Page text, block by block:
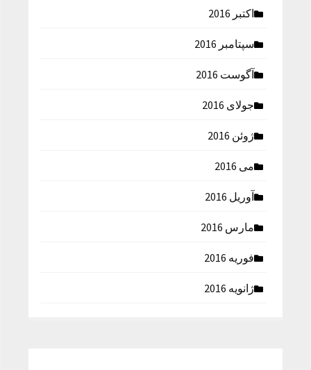
اکتبر 2016
سپتامبر 2016
آگوست 2016
جولای 2016
ژوئن 2016
می 2016
آوریل 2016
مارس 2016
فوریه 2016
ژانویه 2016